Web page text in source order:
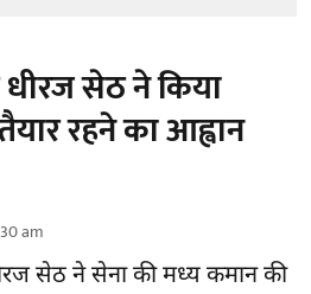
सेठ ने किया
रहने का आह्वान
am
सेठ ने सेना की मध्य कमान की